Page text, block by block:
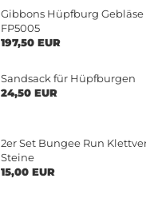
Gibbons Hüpfburg Gebläse
FP5005
197,50 EUR
Sandsack für Hüpfburgen
24,50 EUR
2er Set Bungee Run
Steine
15,00 EUR